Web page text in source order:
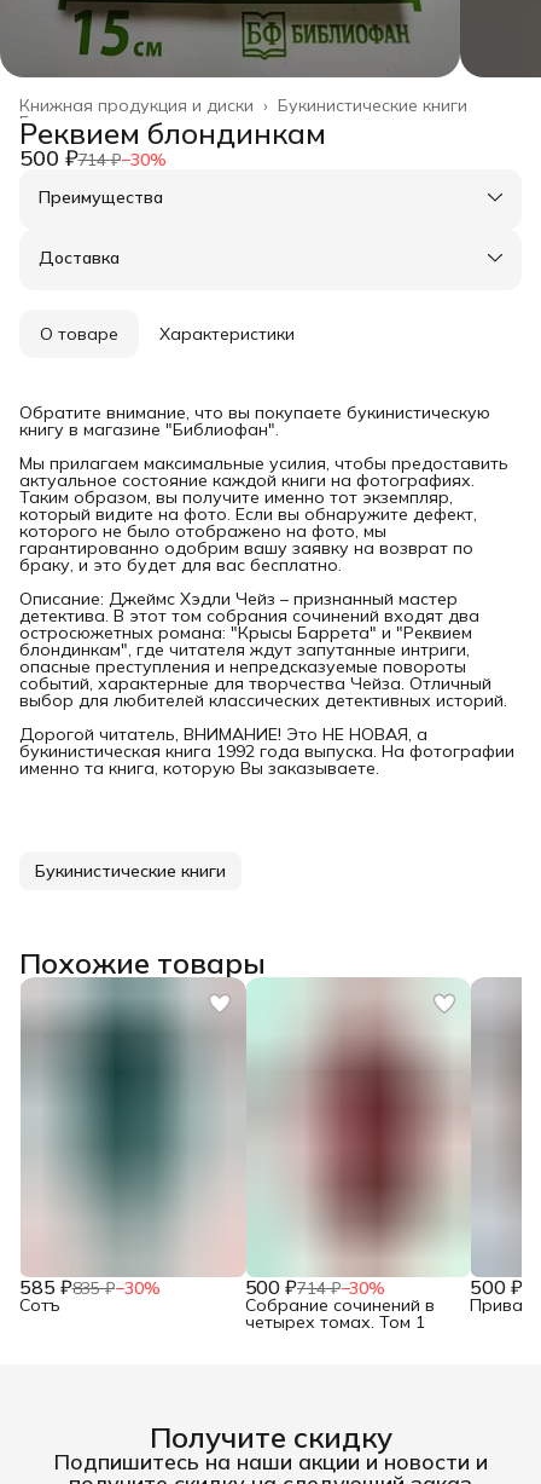
Букинистические книги
Книжная продукция и диски ›
Главная
Реквием блондинкам
500 ₽714 ₽−30%
Преимущества
Оплата частями в Сплит
Удобный возврат
Доставка
О товаре Характеристики
Обратите внимание, что вы покупаете букинистическую
книгу в магазине "Библиофан".
Мы прилагаем максимальные усилия, чтобы предоставить
актуальное состояние каждой книги на фотографиях.
Таким образом, вы получите именно тот экземпляр,
который видите на фото. Если вы обнаружите дефект,
которого не было отображено на фото, мы
гарантированно одобрим вашу заявку на возврат по
браку, и это будет для вас бесплатно.
Описание: Джеймс Хэдли Чейз – признанный мастер
детектива. В этот том собрания сочинений входят два
остросюжетных романа: "Крысы Баррета" и "Реквием
блондинкам", где читателя ждут запутанные интриги,
опасные преступления и непредсказуемые повороты
событий, характерные для творчества Чейза. Отличный
выбор для любителей классических детективных историй.
Дорогой читатель, ВНИМАНИЕ! Это НЕ НОВАЯ, а
букинистическая книга 1992 года выпуска. На фотографии
именно та книга, которую Вы заказываете.
Букинистические книги
Похожие товары
585 ₽835 ₽−30%
Сотъ
500 ₽714 ₽−30%
Собрание сочинений в
четырех томах. Том 1
500 ₽
Получите скидку
Подпишитесь на наши акции и новости и